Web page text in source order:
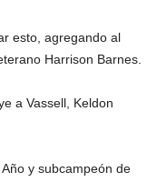
esto, agregando al
Harrison Barnes.
a Vassell, Keldon
y subcampeón de